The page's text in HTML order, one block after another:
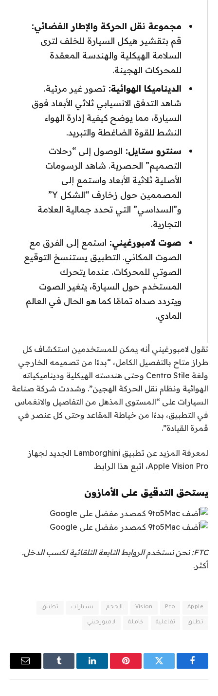
مجموعة نقل الحركة والإطار الفضائي:
قم بتقشير هيكل السيارة للخلف لترى
السلامة الهيكلية والهندسة المعقدة
للمحركات الهجينة.
الديناميكا الهوائية: تصور غير مرئية.
شاهد التدفق الانسيابي ثلاثي الأبعاد فوق
السيارة، مما يوضح كيفية إدارة الهواء
النشط للقوة الضاغطة والتبريد.
سنترو ستايل: الوصول إلى “رحلات
التصميم” الحصرية. شاهد الرسومات
الأصلية ثلاثية الأبعاد واستمع إلى
المصممين حول زخارف “الشكل Y”
و”السداسي” التي تحدد جمالية العلامة
التجارية.
صوت لامبورغيني: استمع إلى الفرق مع
الصوت المكاني. التطبيق يستنسخ التوقيع
الصوتي للمحركات. عندما يتحرك
المستخدم حول السيارة، يتغير الصوت
ويتردد صداه تمامًا كما هو الحال في العالم
المادي.
تقول لامبورغيني أنه يمكن للمستخدمين استكشاف كل
طراز متاح بالتفصيل الكامل، “بدءًا من تصميمه الخارجي
ولغة Centro Stile وحتى هندسته الهيكلية وديناميكياته
الهوائية ونظام نقل الحركة الهجين”. وشددت شركة صناعة
السيارات على “المستوى المذهل من التفاصيل والانغماس
في التطبيق، بدءًا من خياطة المقاعد وحتى كل عنصر في
قمرة القيادة”.
لمعرفة المزيد عن تطبيق Lamborghini الجديد لجهاز
Apple Vision Pro، اتبع هذا الرابط.
يستحق التدقيق على الأمازون
FTC: نحن نستخدم الروابط التابعة التلقائية لكسب الدخل.
أكثر.
Apple
Pro
Vision الحجم بسيارات تطبيق
تطلق تفاعلية كاملة لامبورجيني
فيسبوك تويتر بينتيريستلينكدإن Tumblr
البريد